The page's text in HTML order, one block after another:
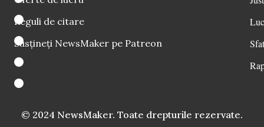
Reguli de citare
Susțineți NewsMaker pe Patreon
© 2024 NewsMaker. Toate drepturile rezervate.